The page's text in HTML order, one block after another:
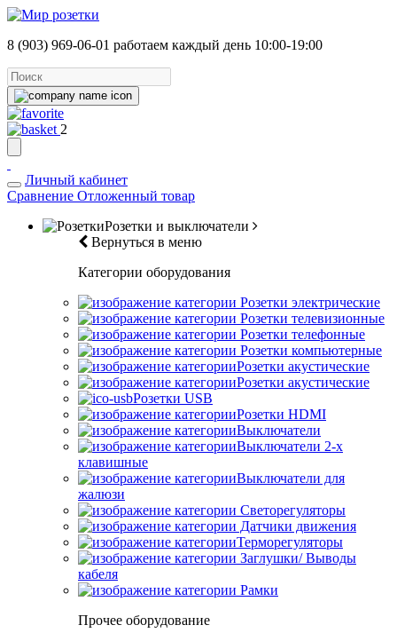
8 (903) 969-06-01 работаем каждый день 10:00-19:00
2
Личный кабинет
Сравнение Отложенный товар
Розетки и выключатели
Вернуться в меню
Категории оборудования
Розетки электрические
Розетки телевизионные
Розетки телефонные
Розетки компьютерные
Розетки акустические
Розетки акустические
Розетки USB
Розетки HDMI
Выключатели
Выключатели 2-х
клавишные
Выключатели для
жалюзи
Светорегуляторы
Датчики движения
Терморегуляторы
Заглушки/ Выводы
кабеля
Рамки
Прочее оборудование